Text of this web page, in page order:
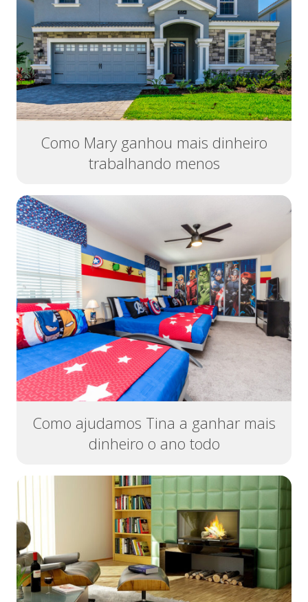
Como Mary ganhou mais dinheiro
trabalhando menos
Como ajudamos Tina a ganhar mais
dinheiro o ano todo